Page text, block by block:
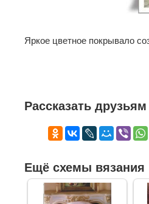
Яркое цветное покрывало
Рассказать друзьям
Ещё схемы вязания